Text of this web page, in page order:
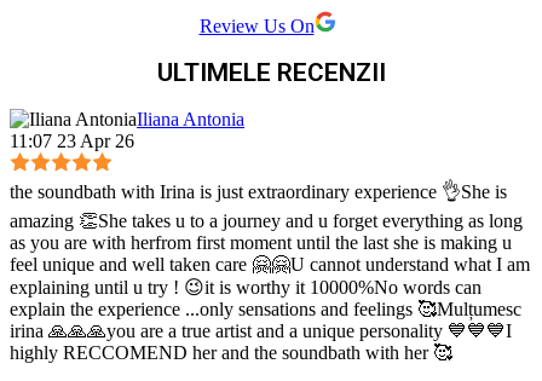
Review Us On
ULTIMELE RECENZII
Iliana Antonia
11:07 23 Apr 26
the soundbath with Irina is just extraordinary experience 👌She is
amazing 👏She takes u to a journey and u forget everything as long
as you are with herfrom first moment until the last she is making u
feel unique and well taken care 🤗🤗U cannot understand what I am
explaining until u try ! 😉it is worthy it 10000%No words can
explain the experience ...only sensations and feelings 🥰Mulțumesc
irina 🙏🙏🙏you are a true artist and a unique personality 💙💙💙I
highly RECCOMEND her and the soundbath with her 🥰